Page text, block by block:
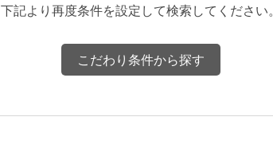
下記より再度条件を設定して検索してください。
こだわり条件から探す